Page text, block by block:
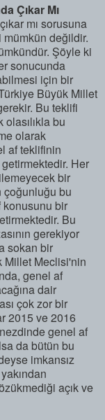
Çıkar Mı
mı sorusuna
mümkün değildir.
Şöyle ki
sonucunda
için bir
Büyük Millet
Bu teklifi
bu
olarak
af teklifinin
Her
bir
çoğunluğu bu
konusunu bir
Bu
gerekiyor
sokan bir
Millet Meclisi'nin
genel af
dair
çok zor bir
2015 ve 2016
genel af
da bütün bu
imkansız
açık ve